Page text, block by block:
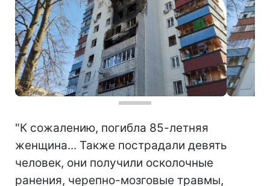
"К сожалению, погибла 85-летняя
женщина... Также пострадали девять
человек, они получили осколочные
ранения, черепно-мозговые травмы,